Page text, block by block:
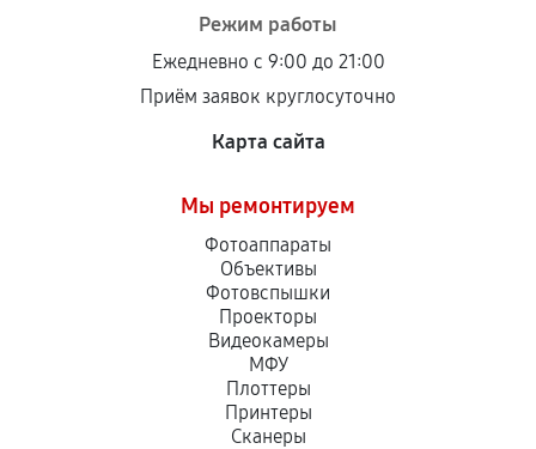
Режим работы
Ежедневно с 9:00 до 21:00
Приём заявок круглосуточно
Карта сайта
Мы ремонтируем
Фотоаппараты
Объективы
Фотовспышки
Проекторы
Видеокамеры
МФУ
Плоттеры
Принтеры
Сканеры